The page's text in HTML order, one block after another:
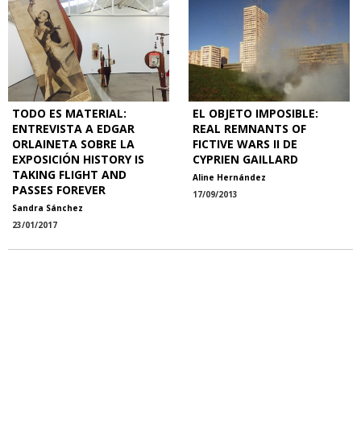
TODO ES MATERIAL:
ENTREVISTA A EDGAR
ORLAINETA SOBRE LA
EXPOSICIÓN HISTORY IS
TAKING FLIGHT AND
PASSES FOREVER
Sandra Sánchez
23/01/2017
EL OBJETO IMPOSIBLE:
REAL REMNANTS OF
FICTIVE WARS II DE
CYPRIEN GAILLARD
Aline Hernández
17/09/2013